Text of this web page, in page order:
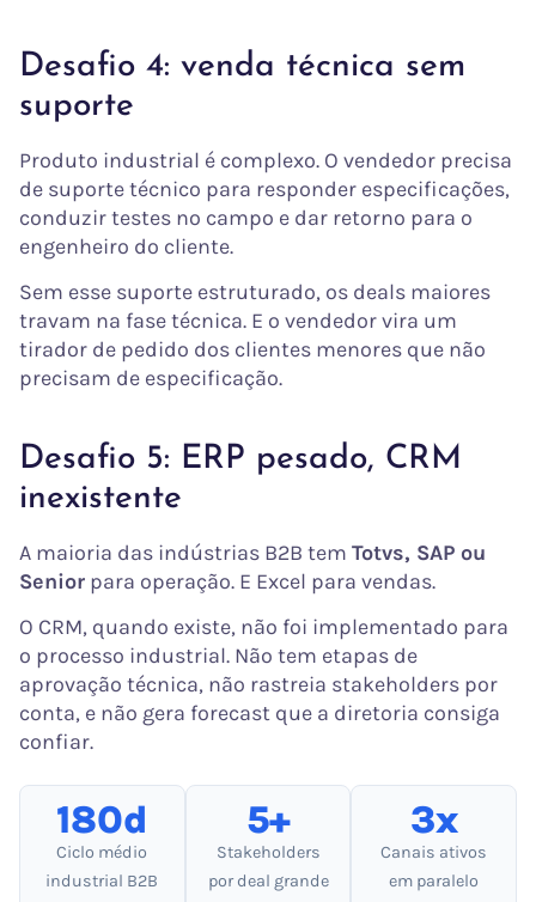
Desafio 4: venda técnica sem
suporte
Produto industrial é complexo. O vendedor precisa
de suporte técnico para responder especificações,
conduzir testes no campo e dar retorno para o
engenheiro do cliente.
Sem esse suporte estruturado, os deals maiores
travam na fase técnica. E o vendedor vira um
tirador de pedido dos clientes menores que não
precisam de especificação.
Desafio 5: ERP pesado, CRM
inexistente
A maioria das indústrias B2B tem Totvs, SAP ou
Senior para operação. E Excel para vendas.
O CRM, quando existe, não foi implementado para
o processo industrial. Não tem etapas de
aprovação técnica, não rastreia stakeholders por
conta, e não gera forecast que a diretoria consiga
confiar.
180d
Ciclo médio
industrial B2B
5+
Stakeholders
por deal grande
3x
Canais ativos
em paralelo